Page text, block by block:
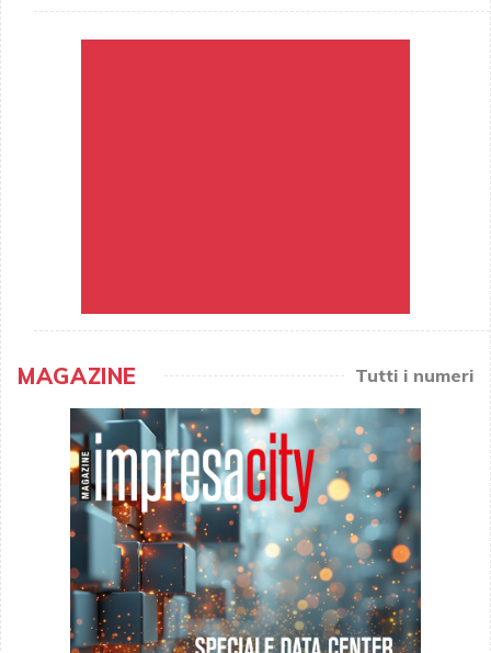
MAGAZINE Tutti i numeri